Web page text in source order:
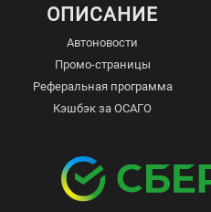
ОПИСАНИЕ
Автоновости
Промо-страницы
Реферальная программа
Кэшбэк за ОСАГО